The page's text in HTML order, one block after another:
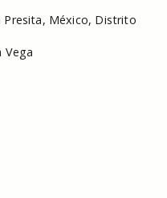
Presita, México, Distrito
Vega